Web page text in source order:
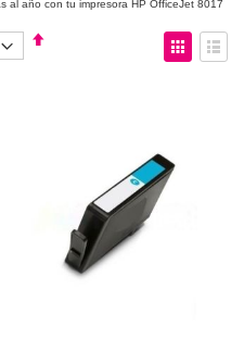
al año con tu impresora HP OfficeJet 8017
Fijar
Ver
como